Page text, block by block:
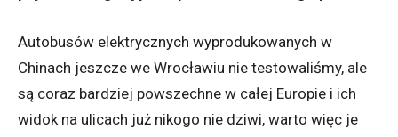
Autobusów elektrycznych wyprodukowanych w
Chinach jeszcze we Wrocławiu nie testowaliśmy, ale
są coraz bardziej powszechne w całej Europie i ich
widok na ulicach już nikogo nie dziwi, warto więc je